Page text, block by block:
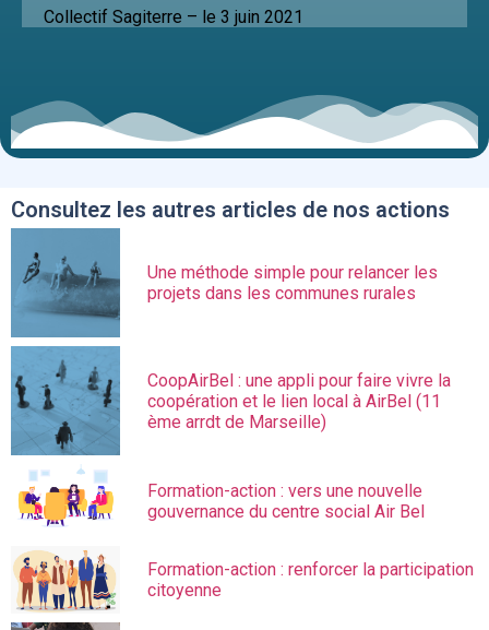
Collectif Sagiterre – le 3 juin 2021
Consultez les autres articles de nos actions
Une méthode simple pour relancer les
projets dans les communes rurales
CoopAirBel : une appli pour faire vivre la
coopération et le lien local à AirBel (11
ème arrdt de Marseille)
Formation-action : vers une nouvelle
gouvernance du centre social Air Bel
Formation-action : renforcer la participation
citoyenne